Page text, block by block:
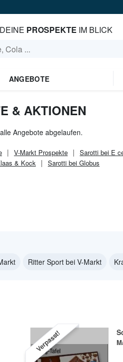
PROSPEKTE IM BLICK
ANGEBOTE
& AKTIONEN
Angebote abgelaufen.
V-Markt Prospekte Sarotti bei E
& Kock Sarotti bei Globus
Ritter Sport bei V-Markt
Verpasst!